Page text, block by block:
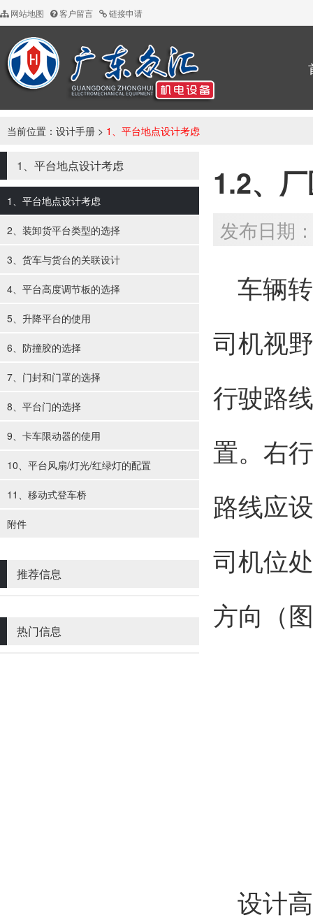
网站地图 客户留言 链接申请
当前位置： 设计手册 > 1、平台地点设计考虑
1、平台地点设计考虑
1、平台地点设计考虑
2、装卸货平台类型的选择
3、货车与货台的关联设计
4、平台高度调节板的选择
5、升降平台的使用
6、防撞胶的选择
7、门封和门罩的选择
8、平台门的选择
9、卡车限动器的使用
10、平台风扇/灯光/红绿灯的配置
11、移动式登车桥
附件
推荐信息
热门信息
1.2、
发布日期
车辆
司机视
行驶路
置。右
路线应
司机位
方向（图
设计